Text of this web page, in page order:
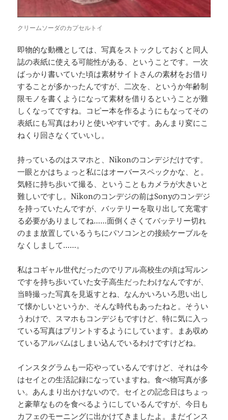
クリームソーダのカプセルトイ
即物的な動機としては、写真をストックしておくと同人
誌の表紙に使える可能性がある、ということです。一次
ばっかり書いていた頃は素材サイトさんの素材をお借り
することが多かったんですが、二次を、というか年齢制
限モノを書くようになって素材を借りるということが難
しくなってですね。コピー本を作るようにもなってその
表紙にも写真はわりと使いやすいです。あんまり変にこ
ねくり回さなくていいし。
持っているのはスマホと、Nikonのコンデジだけです。
一眼とかはちょっと私にはオーバースペックかな、と。
気軽に持ち歩いて撮る、ということもカメラが大きいと
難しいですし。Nikonのコンデジの前はSonyのコンデジ
を持っていたんですが、バッテリーを取り出して充電す
る必要がありましてね……面倒くさくてバッテリー切れ
のまま放置しているうちにパソコンとの接続ケーブルを
なくしまして……。
私はコギャル世代だったのでリアル高校生の頃は写ルン
ですを持ち歩いていた女子高生だったわけなんですが、
当時撮った写真を見返すとね、なんかいろいろ思い出し
て懐かしいというか、そんな時代もあったねと。そうい
うわけで、スマホもコンデジもですけど、特に気に入っ
ている写真はプリントするようにしています。まあ収め
ているアルバムはしまい込んでいるわけですけどね。
インスタグラムも一応やっているんですけど、それは今
はセイとの生活記録になっていますね。食べ物写真が多
い。あんまり出かけないので。セイとの記念日はちょっ
と豪華なものを食べるようにしているんですが、今日も
カフェのモーニングに出かけてきましたよ。まだインス